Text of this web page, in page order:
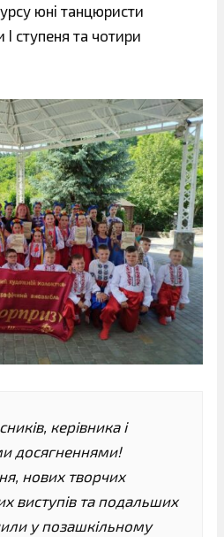
юні танцюристи
ступеня та чотири
керівника і
досягненнями!
нових творчих
виступів та подальших
у позашкільному